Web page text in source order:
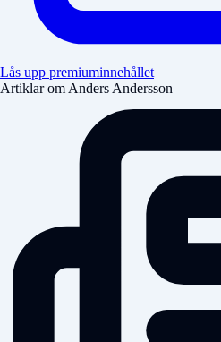
Lås upp premiuminnehållet
Artiklar om Anders Andersson